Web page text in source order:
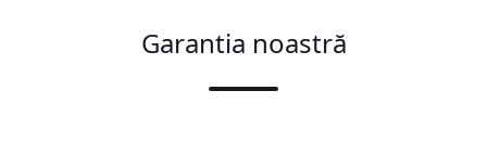
Garantia noastră